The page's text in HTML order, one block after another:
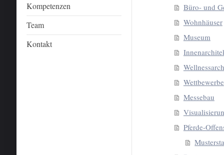
Kompetenzen
Team
Kontakt
Büro- und
Wohnhäuser
Museum
Wettbewerbe
Messebau
Pferde-